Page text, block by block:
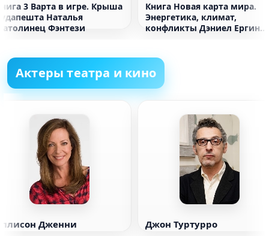
3 Варта в игре. Крыша
Наталья
Фэнтези
Книга Новая карта мира.
Энергетика, климат,
конфликты Дэниел Ергин
Актеры театра и кино
Дженни Джон Туртурро